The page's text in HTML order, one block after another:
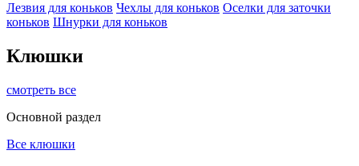
Лезвия для коньков Чехлы для коньков Оселки для заточки
коньков Шнурки для коньков
Клюшки
смотреть все
Основной раздел
Все клюшки